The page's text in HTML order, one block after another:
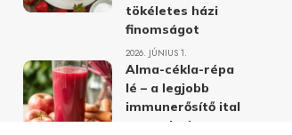
tökéletes házi
finomságot
2026. JÚNIUS 1.
Alma-cékla-répa
lé – a legjobb
immunerősítő ital
receptje és